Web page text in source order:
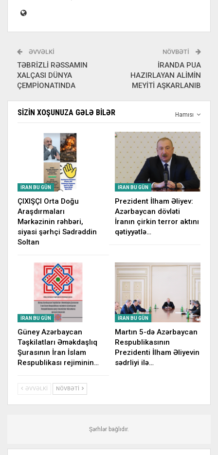
ƏVVƏLKI
TƏBRİZLİ RƏSSAMIN
XALÇASI DÜNYA
ÇEMPİONATINDA
NÖVBƏTI
İRANDA PUA
HAZIRLAYAN ALİMİN
MEYİTİ AŞKARLANIB
Hamısı
SIZIN XOŞUNUZA GƏLƏ BILƏR
İRAN BU GÜN
ÇIXIŞÇI Orta Doğu
Araşdırmaları
Mərkəzinin rəhbəri,
siyasi şərhçi Sədrəddin
Soltan
İRAN BU GÜN
Prezident İlham Əliyev:
Azərbaycan dövləti
İranın çirkin terror aktını
qətiyyətlə…
İRAN BU GÜN
Güney Azərbaycan
Təşkilatları Əməkdaşlıq
Şurasının İran İslam
Respublikası rejiminin…
İRAN BU GÜN
Martın 5-də Azərbaycan
Respublikasının
Prezidenti İlham Əliyevin
sədrliyi ilə…
ƏVVƏLKI NÖVBƏTI
Şərhlər bağlıdır.